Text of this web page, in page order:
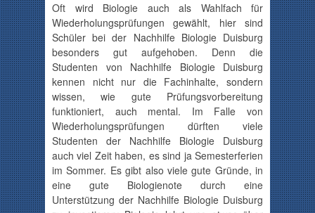
Oft wird Biologie auch als Wahlfach für
Wiederholungsprüfungen gewählt, hier sind
Schüler bei der Nachhilfe Biologie Duisburg
besonders gut aufgehoben. Denn die
Studenten von Nachhilfe Biologie Duisburg
kennen nicht nur die Fachinhalte, sondern
wissen, wie gute Prüfungsvorbereitung
funktioniert, auch mental. Im Falle von
Wiederholungsprüfungen dürften viele
Studenten der Nachhilfe Biologie Duisburg
auch viel Zeit haben, es sind ja Semesterferien
im Sommer. Es gibt also viele gute Gründe, in
eine gute Biologienote durch eine
Unterstützung der Nachhilfe Biologie Duisburg